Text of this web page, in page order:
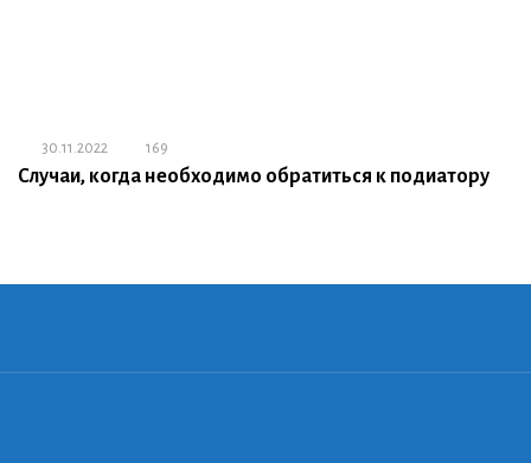
30.11.2022 169
Случаи, когда необходимо обратиться к подиатору